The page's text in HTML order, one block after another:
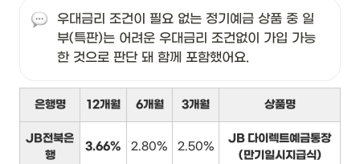
우대금리 조건이 필요 없는 정기예금 상품 중 일
부(특판)는 어려운 우대금리 조건없이 가입 가능
한 것으로 판단 돼 함께 포함했어요.
은행명 12개월 6개월 3개월 상품명
JB전북은
행
3.66% 2.80% 2.50%
JB 다이렉트예금통장
(만기일시지급식)